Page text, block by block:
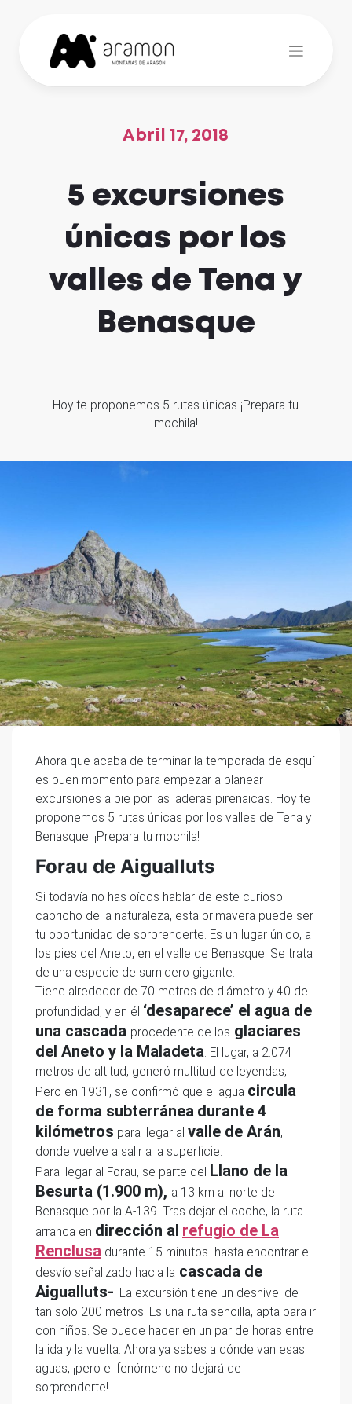
Abril 17, 2018
5 excursiones
únicas por los
valles de Tena y
Benasque
Hoy te proponemos 5 rutas únicas ¡Prepara tu
mochila!
Ahora que acaba de terminar la temporada de esquí
es buen momento para empezar a planear
excursiones a pie por las laderas pirenaicas. Hoy te
proponemos 5 rutas únicas por los valles de Tena y
Benasque. ¡Prepara tu mochila!
Forau de Aigualluts
Si todavía no has oídos hablar de este curioso
capricho de la naturaleza, esta primavera puede ser
tu oportunidad de sorprenderte. Es un lugar único, a
los pies del Aneto, en el valle de Benasque. Se trata
de una especie de sumidero gigante.
Tiene alrededor de 70 metros de diámetro y 40 de
profundidad, y en él ‘desaparece’ el agua de
una cascada procedente de los glaciares
del Aneto y la Maladeta. El lugar, a 2.074
metros de altitud, generó multitud de leyendas,
Pero en 1931, se confirmó que el agua circula
de forma subterránea durante 4
kilómetros para llegar al valle de Arán,
donde vuelve a salir a la superficie.
Para llegar al Forau, se parte del Llano de la
Besurta (1.900 m), a 13 km al norte de
Benasque por la A-139. Tras dejar el coche, la ruta
arranca en dirección al refugio de La
Renclusa durante 15 minutos -hasta encontrar el
desvío señalizado hacia la cascada de
Aigualluts-. La excursión tiene un desnivel de
tan solo 200 metros. Es una ruta sencilla, apta para ir
con niños. Se puede hacer en un par de horas entre
la ida y la vuelta. Ahora ya sabes a dónde van esas
aguas, ¡pero el fenómeno no dejará de
sorprenderte!